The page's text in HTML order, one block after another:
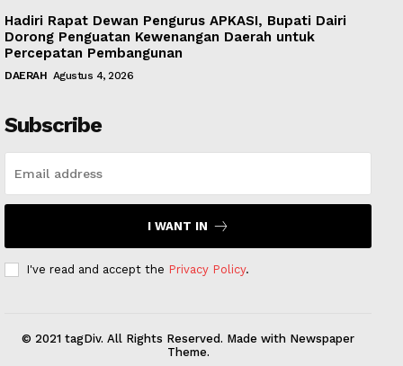
Hadiri Rapat Dewan Pengurus APKASI, Bupati Dairi
Dorong Penguatan Kewenangan Daerah untuk
Percepatan Pembangunan
DAERAH Agustus 4, 2026
Subscribe
I WANT IN
I've read and accept the Privacy Policy.
© 2021 tagDiv. All Rights Reserved. Made with Newspaper
Theme.